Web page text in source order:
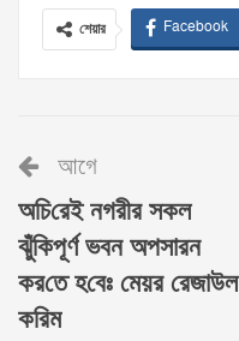
শেয়ার Facebook
আগে
অ‌চি‌রেই নগরীর সকল
ঝুঁ‌কিপূর্ণ ভবন অপসারন
কর‌তে হ‌বেঃ মেয়র রেজাউল
করিম